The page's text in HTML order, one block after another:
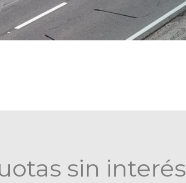
sin interés